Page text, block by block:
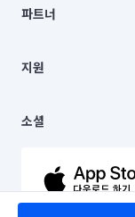
주소 | 본사: 서울특별
컨택센터 : 서울특별
상품, 상품정보, 거래에
언론 보도 관련 문의:
© 유한회사 미소.
채용
파트너
이사
지원
이용약관
문의하기
소셜
유튜브